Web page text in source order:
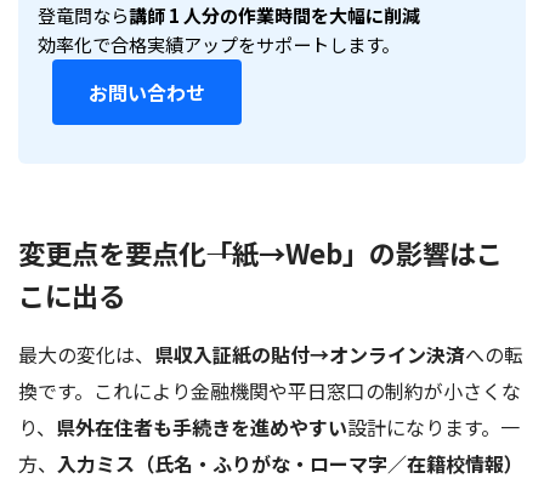
登竜問なら講師 1 人分の作業時間を大幅に削減
効率化で合格実績アップをサポートします。
お問い合わせ
変更点を要点化――「紙→Web」の影響はこ
こに出る
最大の変化は、 県収入証紙の貼付→オンライン決済への転
換です。これにより金融機関や平日窓口の制約が小さくな
り、 県外在住者も手続きを進めやすい設計になります。一
方、 入力ミス（氏名・ふりがな・ローマ字／在籍校情報）